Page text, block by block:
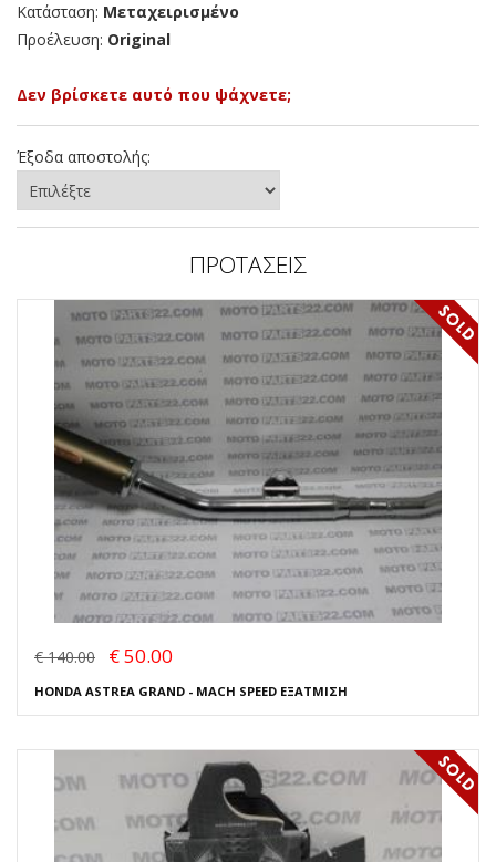
Κατάσταση: Μεταχειρισμένο
Προέλευση: Original
Δεν βρίσκετε αυτό που ψάχνετε;
Έξοδα αποστολής:
ΠΡΟΤΑΣΕΙΣ
€ 140.00 € 50.00
HONDA ASTREA GRAND - MACH SPEED ΕΞΑΤΜΙΣΗ